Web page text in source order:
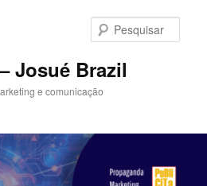
Josué Brazil
e comunicação